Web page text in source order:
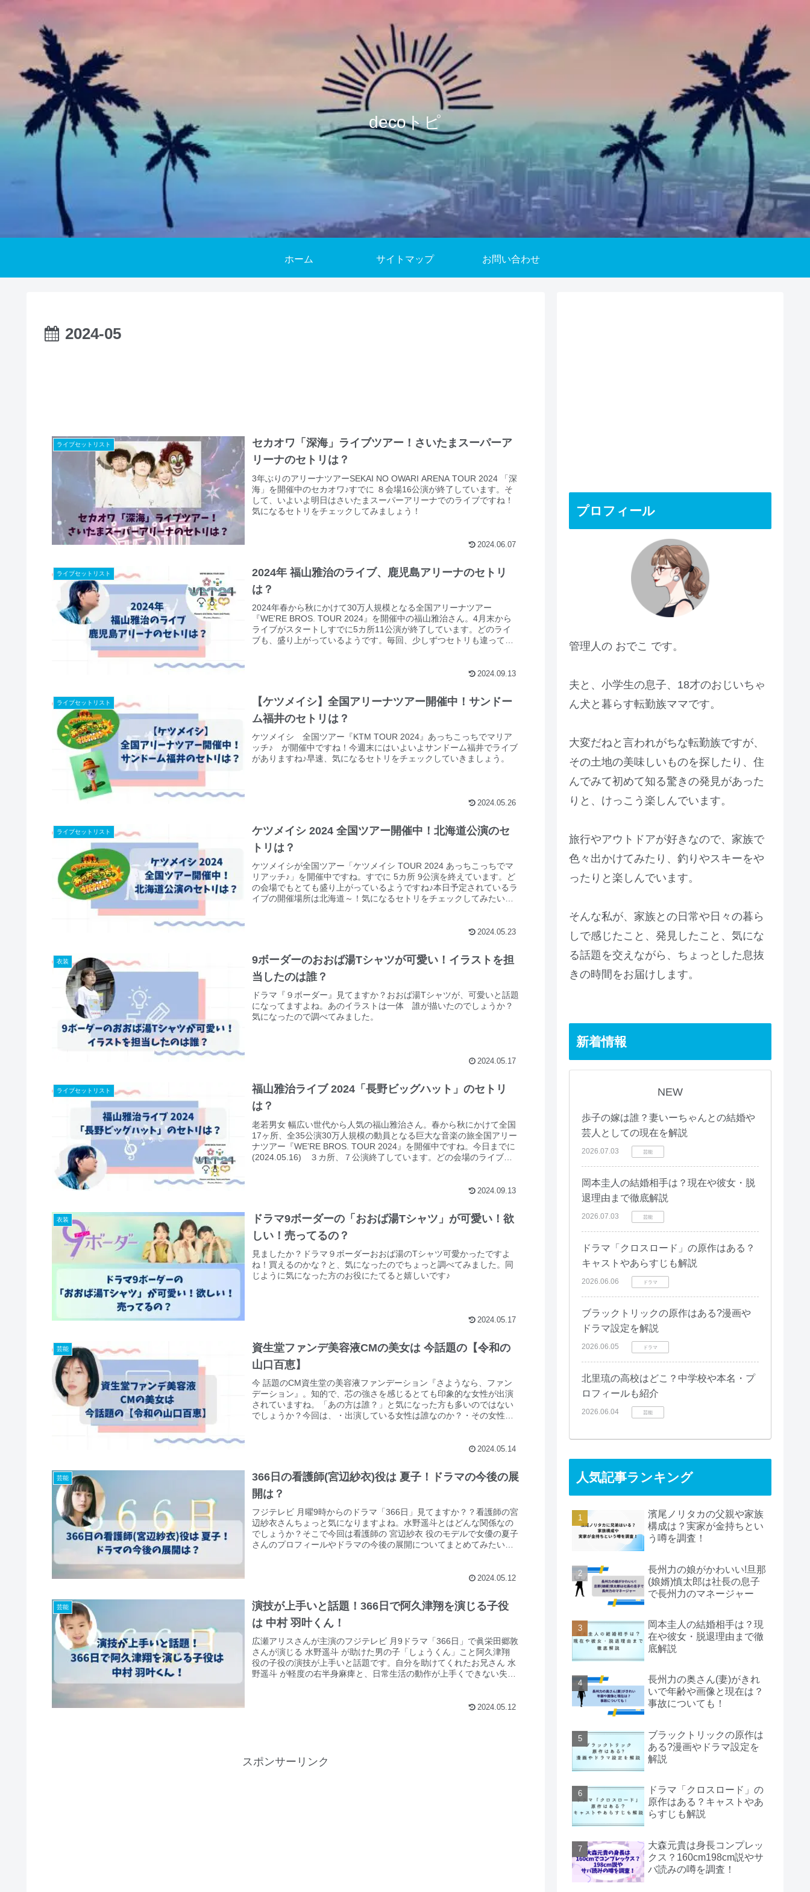
decoトピ
ホーム サイトマップ お問い合わせ
2024-05
ライブセットリスト
セカオワ「深海」ライブツアー！さいたまスーパーア
リーナのセトリは？
3年ぶりのアリーナツアーSEKAI NO OWARI ARENA TOUR 2024 「深
海」を開催中のセカオワ♪すでに ８会場16公演が終了しています。そ
して、いよいよ明日はさいたまスーパーアリーナでのライブですね！
気になるセトリをチェックしてみましょう！
2024.06.07
ライブセットリスト
2024年 福山雅治のライブ、鹿児島アリーナのセトリ
は？
2024年春から秋にかけて30万人規模となる全国アリーナツアー
『WE'RE BROS. TOUR 2024』を開催中の福山雅治さん。4月末から
ライブがスタートしすでに5カ所11公演が終了しています。どのライ
ブも、盛り上がっているようです。毎回、少しずつセトリも違ってい
2024.09.13
ライブセットリスト
【ケツメイシ】全国アリーナツアー開催中！サンドー
ム福井のセトリは？
ケツメイシ 全国ツアー『KTM TOUR 2024』あっちこっちでマリア
ッチ♪ が開催中ですね！今週末にはいよいよサンドーム福井でライブ
がありますね♪早速、気になるセトリをチェックしていきましょう。
2024.05.26
ライブセットリスト
ケツメイシ 2024 全国ツアー開催中！北海道公演のセ
トリは？
ケツメイシが全国ツアー「ケツメイシ TOUR 2024 あっちこっちでマ
リアッチ♪」を開催中ですね。すでに 5カ所 9公演を終えています。ど
の会場でもとても盛り上がっているようですね♪本日予定されているラ
イブの開催場所は北海道～！気になるセトリをチェックしてみたいと
2024.05.23
衣装
9ボーダーのおおば湯Tシャツが可愛い！イラストを担
当したのは誰？
ドラマ『９ボーダー』見てますか？おおば湯Tシャツが、可愛いと話題
になってますよね。あのイラストは一体 誰が描いたのでしょうか？
気になったので調べてみました。
2024.05.17
ライブセットリスト
福山雅治ライブ 2024「長野ビッグハット」のセトリ
は？
老若男女 幅広い世代から人気の福山雅治さん。春から秋にかけて全国
17ヶ所、全35公演30万人規模の動員となる巨大な音楽の旅全国アリー
ナツアー『WE’RE BROS. TOUR 2024』を開催中ですね。今日までに
(2024.05.16) ３カ所、７公演終了しています。どの会場のライブも
トリストです。というわけで、福山雅治さんのライブのセトリをチェ
2024.09.13
衣装
ドラマ9ボーダーの「おおば湯Tシャツ」が可愛い！欲
しい！売ってるの？
見ましたか？ドラマ９ボーダーおおば湯のTシャツ可愛かったですよ
ね！買えるのかな？と、気になったのでちょっと調べてみました。同
じように気になった方のお役にたてると嬉しいです♪
2024.05.17
芸能
資生堂ファンデ美容液CMの美女は 今話題の【令和の
山口百恵】
今 話題のCM資生堂の美容液ファンデーション『さようなら、ファン
デーション』。知的で、芯の強さを感じるとても印象的な女性が出演
されていますね。「あの方は誰？」と気になった方も多いのではない
でしょうか？今回は、・出演している女性は誰なのか？・その女性の
2024.05.14
芸能
366日の看護師(宮辺紗衣)役は 夏子！ドラマの今後の展
開は？
フジテレビ 月曜9時からのドラマ「366日」見てますか？？看護師の宮
辺紗衣さんちょっと気になりますよね。水野遥斗とはどんな関係なの
でしょうか？そこで今回は看護師の 宮辺紗衣 役のモデルで女優の夏子
さんのプロフィールやドラマの今後の展開についてまとめてみたいと
2024.05.12
芸能
演技が上手いと話題！366日で阿久津翔を演じる子役
は 中村 羽叶くん！
広瀬アリスさんが主演のフジテレビ 月9ドラマ「366日」で眞栄田郷敦
さんが演じる 水野遥斗 が助けた男の子「しょうくん」こと阿久津翔
役の子役の演技が上手いと話題です。自分を助けてくれたお兄さん 水
野遥斗 が軽度の右半身麻痺と、日常生活の動作が上手くできない失行
てくるとても惹きつけられる演技でしたよね。そんな翔くんを演じて
2024.05.12
スポンサーリンク
プロフィール
管理人の おでこ です。
夫と、小学生の息子、18才のおじいちゃ
ん犬と暮らす転勤族ママです。
大変だねと言われがちな転勤族ですが、
その土地の美味しいものを探したり、住
んでみて初めて知る驚きの発見があった
りと、けっこう楽しんでいます。
旅行やアウトドアが好きなので、家族で
色々出かけてみたり、釣りやスキーをや
ったりと楽しんでいます。
そんな私が、家族との日常や日々の暮ら
しで感じたこと、発見したこと、気にな
る話題を交えながら、ちょっとした息抜
きの時間をお届けします。
新着情報
NEW
歩子の嫁は誰？妻いーちゃんとの結婚や
芸人としての現在を解説
2026.07.03 芸能
岡本圭人の結婚相手は？現在や彼女・脱
退理由まで徹底解説
2026.07.03 芸能
ドラマ「クロスロード」の原作はある？
キャストやあらすじも解説
2026.06.06 ドラマ
ブラックトリックの原作はある?漫画や
ドラマ設定を解説
2026.06.05 ドラマ
北里琉の高校はどこ？中学校や本名・プ
ロフィールも紹介
2026.06.04 芸能
人気記事ランキング
濱尾ノリタカの父親や家族
構成は？実家が金持ちとい
う噂を調査！
長州力の娘がかわいい!旦那
(娘婿)慎太郎は社長の息子
で長州力のマネージャー
岡本圭人の結婚相手は？現
在や彼女・脱退理由まで徹
底解説
長州力の奥さん(妻)がきれ
いで年齢や画像と現在は？
事故についても！
ブラックトリックの原作は
ある?漫画やドラマ設定を
解説
ドラマ「クロスロード」の
原作はある？キャストやあ
らすじも解説
大森元貴は身長コンプレッ
クス？160cm198cm説やサ
バ読みの噂を調査！